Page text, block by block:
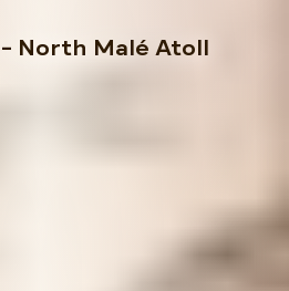
– North Malé Atoll